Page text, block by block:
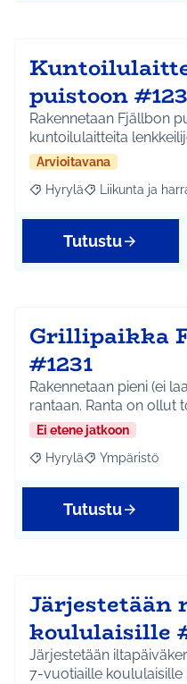
puistoon
Rakennetaan Fjällbon
Arvioitavana
Rajaa tulokset aihepiirin
Hyrylä Rajaa tulokset
Liikunta ja
Tutustu
Grillipaikka
#1231
Rakennetaan pieni (ei
rantaan. Ranta on ollut
Ei etene jatkoon
Rajaa tulokset aihepiirin
Hyrylä Rajaa tulokset
Ympäristö
Tutustu
Järjestetään
koululaisille
Järjestetään
7-vuotiaille koululaisille